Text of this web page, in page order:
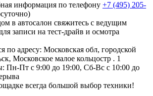
информация по телефону +7 (495) 205-
в автосалон свяжитесь с ведущим
записи на тест-драйв и осмотра
по адресу: Московская обл, городской
Московское малое кольцостр . 1
Пн-Пт с 9:00 до 19:00, Сб-Вс с 10:00 до
всегда большой выбор техники!